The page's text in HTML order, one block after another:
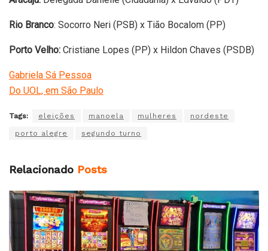
Rio Branco: Socorro Neri (PSB) x Tião Bocalom (PP)
Porto Velho: Cristiane Lopes (PP) x Hildon Chaves (PSDB)
Gabriela Sá Pessoa
Do UOL, em São Paulo
Tags: eleições manoela mulheres nordeste
porto alegre segundo turno
Relacionado Posts